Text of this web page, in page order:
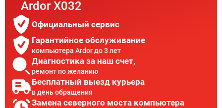
Ardor X032
Официальный сервис
Гарантийное обслуживание
компьютера Ardor до 3 лет
Диагностика за наш счет,
ремонт по желанию
Бесплатный выезд курьера
в день обращения
Замена северного моста компьютера